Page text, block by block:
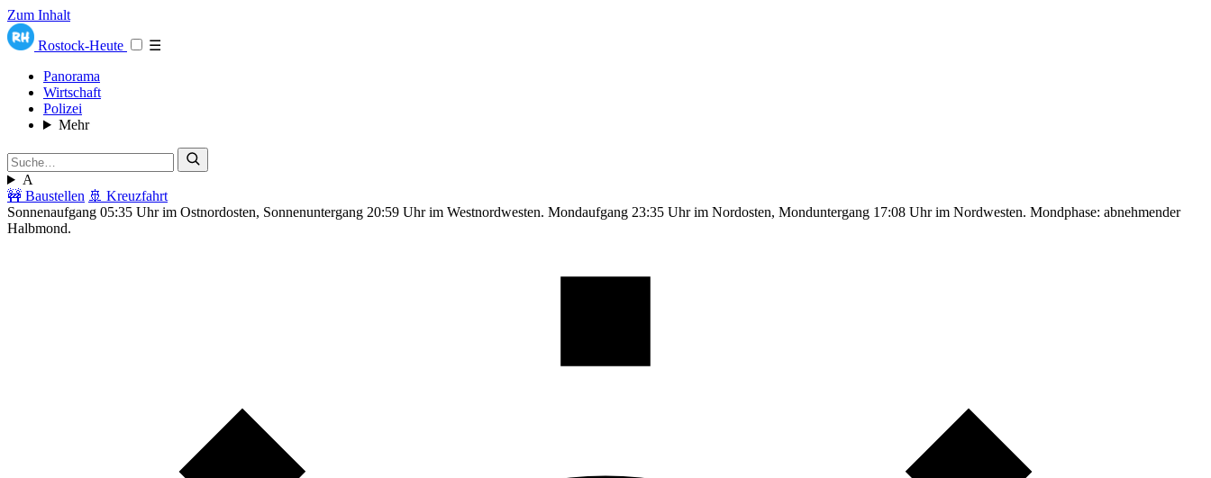
Zum Inhalt
Rostock-Heute
☰
Panorama
Wirtschaft
Polizei
Mehr
A
🚧 Baustellen 🚢 Kreuzfahrt
Sonnenaufgang 05:35 Uhr im Ostnordosten, Sonnenuntergang 20:59 Uhr im Westnordwesten. Mondaufgang 23:35 Uhr im Nordosten, Monduntergang 17:08 Uhr im Nordwesten. Mondphase: abnehmender
Halbmond.